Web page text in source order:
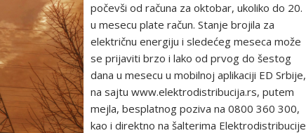
počevši od računa za oktobar, ukoliko do 20.
u mesecu plate račun. Stanje brojila za
električnu energiju i sledećeg meseca može
se prijaviti brzo i lako od prvog do šestog
dana u mesecu u mobilnoj aplikaciji ED Srbije,
na sajtu www.elektrodistribucija.rs, putem
mejla, besplatnog poziva na 0800 360 300,
kao i direktno na šalterima Elektrodistribucije